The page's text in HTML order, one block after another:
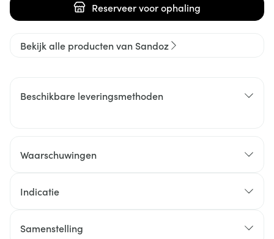
Reserveervoor ophaling
Bekijk alle producten van Sandoz
Beschikbare leveringsmethoden
Waarschuwingen
Indicatie
Samenstelling